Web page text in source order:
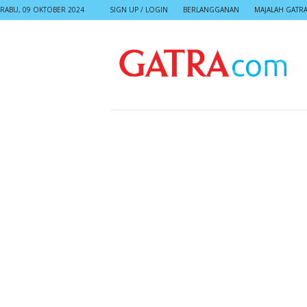
RABU, 09 OKTOBER 2024 SIGN UP / LOGIN BERLANGGANAN MAJALAH GATRA